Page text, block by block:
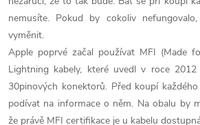
p
r
v
k
nemusíte. Pokud by cokoliv
vyměnit.
Apple poprvé začal používat MFI (Made
Lightning kabely, které uvedl v roce
30pinových konektorů. Před koupí
podívat na informace o něm. Na obalu by
že právě MFI certifikace je u kabelu